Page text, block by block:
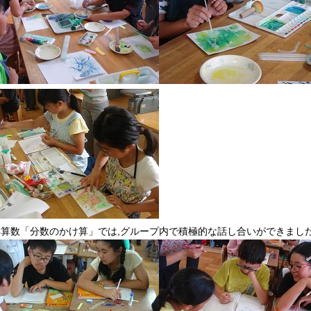
数「分数のかけ算」では,グループ内で積極的な話し合いができまし